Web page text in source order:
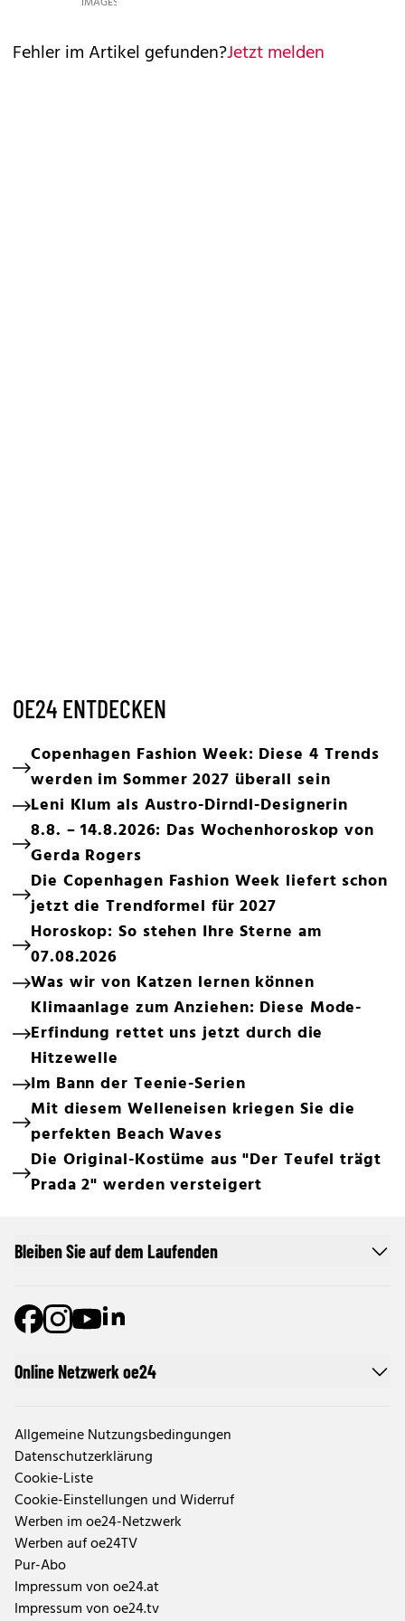
Fehler im Artikel gefunden?Jetzt melden
OE24 ENTDECKEN
Copenhagen Fashion Week: Diese 4 Trends
werden im Sommer 2027 überall sein
Leni Klum als Austro-Dirndl-Designerin
8.8. – 14.8.2026: Das Wochenhoroskop von
Gerda Rogers
Die Copenhagen Fashion Week liefert schon
jetzt die Trendformel für 2027
Horoskop: So stehen Ihre Sterne am
07.08.2026
Was wir von Katzen lernen können
Klimaanlage zum Anziehen: Diese Mode-
Erfindung rettet uns jetzt durch die
Hitzewelle
Im Bann der Teenie-Serien
Mit diesem Welleneisen kriegen Sie die
perfekten Beach Waves
Die Original-Kostüme aus "Der Teufel trägt
Prada 2" werden versteigert
Online Netzwerk oe24
Allgemeine Nutzungsbedingungen
Datenschutzerklärung
Cookie-Liste
Cookie-Einstellungen und Widerruf
Werben im oe24-Netzwerk
Werben auf oe24TV
Pur-Abo
Impressum von oe24.at
Impressum von oe24.tv
Bleiben Sie auf dem Laufenden